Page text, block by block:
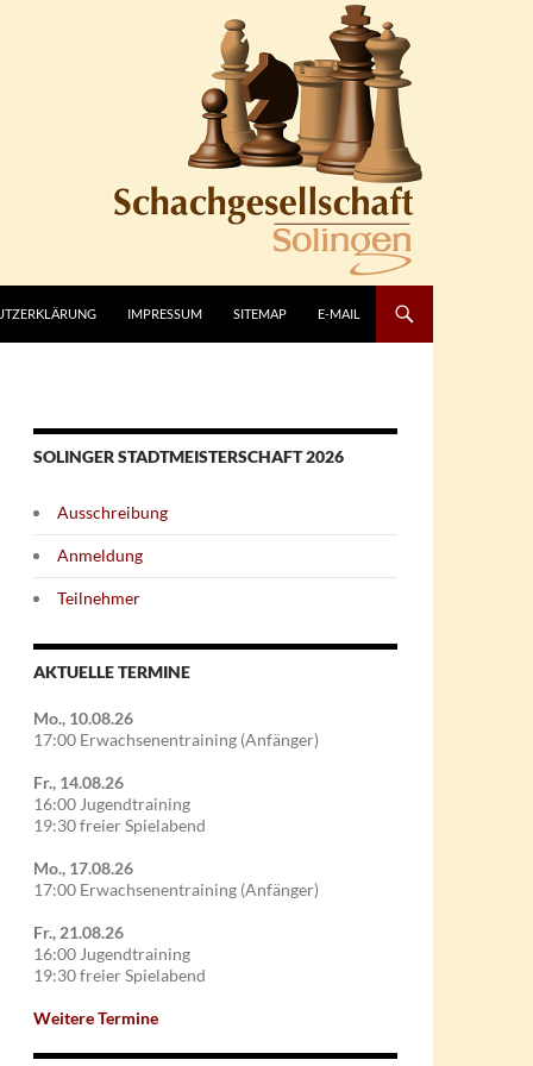
IMPRESSUM SITEMAP E-MAIL
SOLINGER STADTMEISTERSCHAFT 2026
Ausschreibung
Anmeldung
Teilnehmer
AKTUELLE TERMINE
Mo., 10.08.26
17:00 Erwachsenentraining (Anfänger)
Fr., 14.08.26
16:00 Jugendtraining
19:30 freier Spielabend
Mo., 17.08.26
17:00 Erwachsenentraining (Anfänger)
Fr., 21.08.26
16:00 Jugendtraining
19:30 freier Spielabend
Weitere Termine